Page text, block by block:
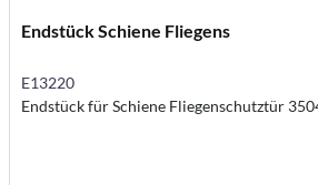
Endstück Schiene Fliegens
E13220
Endstück für Schiene Fliegenschutztür